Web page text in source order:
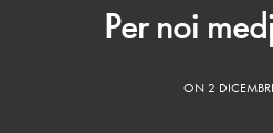
Per noi
ON 2